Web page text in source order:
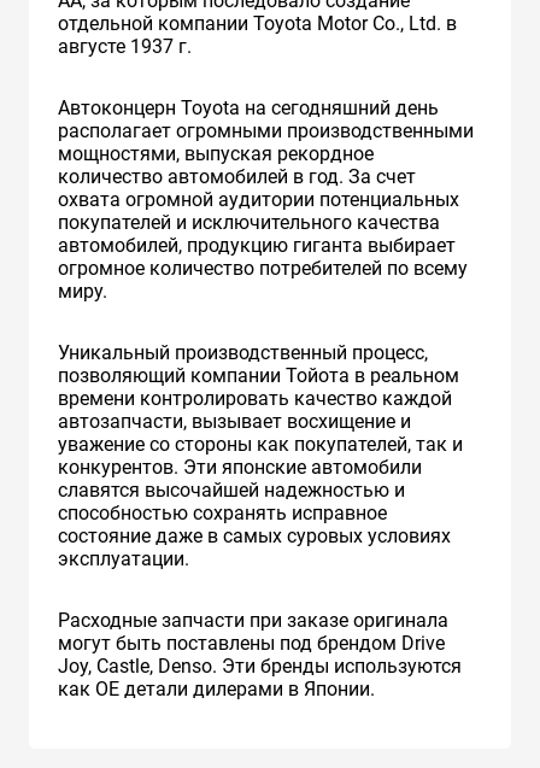
отдельной компании Toyota Motor Co., Ltd. в
августе 1937 г.
Автоконцерн Toyota на сегодняшний день
располагает огромными производственными
мощностями, выпуская рекордное
количество автомобилей в год. За счет
охвата огромной аудитории потенциальных
покупателей и исключительного качества
автомобилей, продукцию гиганта выбирает
огромное количество потребителей по всему
миру.
Уникальный производственный процесс,
позволяющий компании Тойота в реальном
времени контролировать качество каждой
автозапчасти, вызывает восхищение и
уважение со стороны как покупателей, так и
конкурентов. Эти японские автомобили
славятся высочайшей надежностью и
способностью сохранять исправное
состояние даже в самых суровых условиях
эксплуатации.
Расходные запчасти при заказе оригинала
могут быть поставлены под брендом Drive
Joy, Castle, Denso. Эти бренды используются
как ОЕ детали дилерами в Японии.